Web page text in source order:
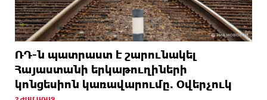
ՌԴ-ն պատրաստ է շարունակել
Հայաստանի երկաթուղիների
կոնցեսիոն կառավարումը. Օվերչուկ